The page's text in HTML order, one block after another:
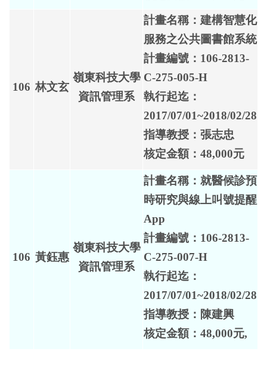
106 林文玄
嶺東科技大學
資訊管理系
計畫名稱：建構智慧化
服務之公共圖書館系統
計畫編號：106-2813-
C-275-005-H
執行起迄：
2017/07/01~2018/02/28
指導教授：張志忠
核定金額：48,000元
106 黃鈺惠
嶺東科技大學
資訊管理系
計畫名稱：就醫候診預
時研究與線上叫號提醒
App
計畫編號：106-2813-
C-275-007-H
執行起迄：
2017/07/01~2018/02/28
指導教授：陳建興
核定金額：48,000元,